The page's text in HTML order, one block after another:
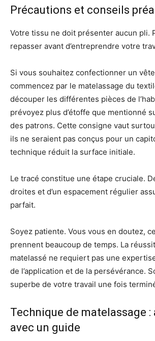
Précautions et conseils
Votre tissu ne doit présenter aucun pli.
repasser avant d’entreprendre votre
Si vous souhaitez confectionner un
commencez par le matelassage du
découper les différentes pièces de
prévoyez plus d’étoffe que mentionné
des patrons. Cette consigne vaut
ils ne seraient pas conçus pour un
technique réduit la surface initiale.
Le tracé constitue une étape cruciale.
droites et d’un espacement régulier
parfait.
Soyez patiente. Vous vous en doutez,
prennent beaucoup de temps. La
matelassé ne requiert pas une
de l’application et de la persévérance.
superbe de votre travail une fois
Technique de matelassage :
avec un guide